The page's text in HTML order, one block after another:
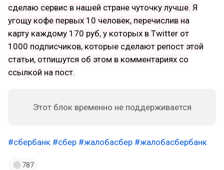
сделаю сервис в нашей стране чуточку лучше. Я
угощу кофе первых 10 человек, перечислив на
карту каждому 170 руб, у которых в Twitter от
1000 подписчиков, которые сделают репост этой
статьи, отпишутся об этом в комментариях со
ссылкой на пост.
Этот блок временно не поддерживается
#сбербанк #сбер #жалобасбер #жалобасбербанк
787